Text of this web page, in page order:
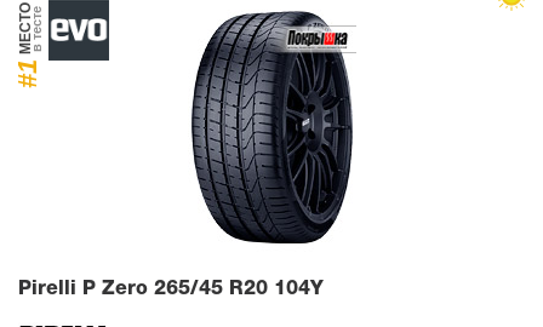
#1
МЕСТОв тесте
Pirelli P Zero 265/45 R20 104Y